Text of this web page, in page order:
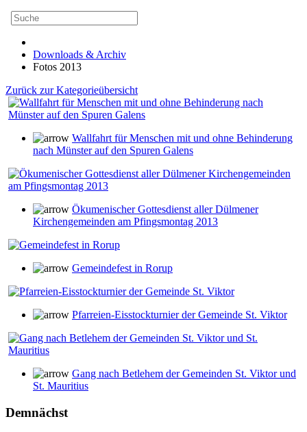
Downloads & Archiv
Fotos 2013
Zurück zur Kategorieübersicht
Wallfahrt für Menschen mit und ohne Behinderung
nach Münster auf den Spuren Galens
Ökumenischer Gottesdienst aller Dülmener
Kirchengemeinden am Pfingsmontag 2013
Gemeindefest in Rorup
Pfarreien-Eisstockturnier der Gemeinde St. Viktor
Gang nach Betlehem der Gemeinden St. Viktor und
St. Mauritius
Demnächst